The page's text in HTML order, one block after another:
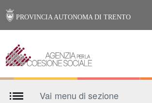
PROVINCIA AUTONOMA DI TRENTO
Vai menu di sezione